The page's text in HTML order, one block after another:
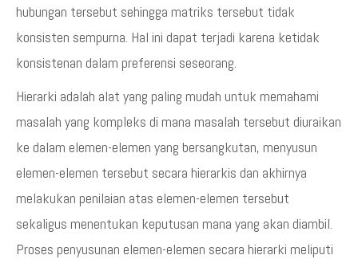
hubungan tersebut sehingga matriks tersebut tidak
konsisten sempurna. Hal ini dapat terjadi karena ketidak
konsistenan dalam preferensi seseorang.
Hierarki adalah alat yang paling mudah untuk memahami
masalah yang kompleks di mana masalah tersebut diuraikan
ke dalam elemen-elemen yang bersangkutan, menyusun
elemen-elemen tersebut secara hierarkis dan akhirnya
melakukan penilaian atas elemen-elemen tersebut
sekaligus menentukan keputusan mana yang akan diambil.
Proses penyusunan elemen-elemen secara hierarki meliputi